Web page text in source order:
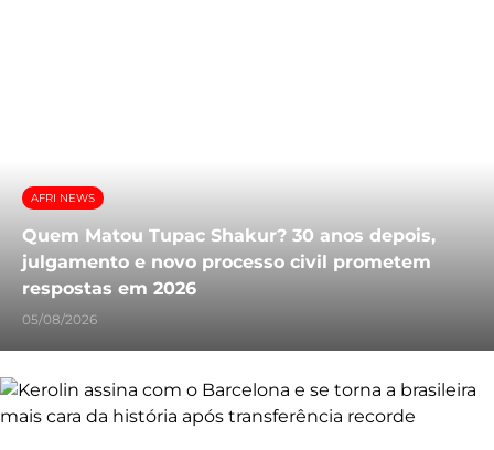
AFRI NEWS
Quem Matou Tupac Shakur? 30 anos depois,
julgamento e novo processo civil prometem
respostas em 2026
05/08/2026